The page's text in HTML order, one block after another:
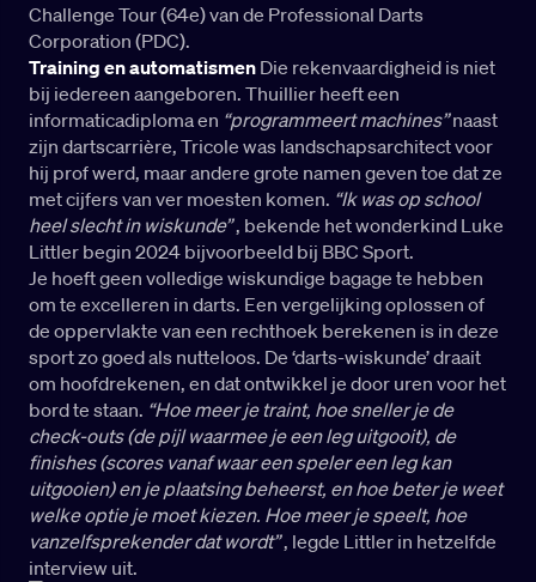
Challenge Tour (64e) van de Professional Darts
Corporation (PDC).
Training en automatismen Die rekenvaardigheid is niet
bij iedereen aangeboren. Thuillier heeft een
informaticadiploma en “programmeert machines”naast
zijn dartscarrière, Tricole was landschapsarchitect voor
hij prof werd, maar andere grote namen geven toe dat ze
met cijfers van ver moesten komen. “Ik was op school
heel slecht in wiskunde”, bekende het wonderkind Luke
Littler begin 2024 bijvoorbeeld bij BBC Sport.
Je hoeft geen volledige wiskundige bagage te hebben
om te excelleren in darts. Een vergelijking oplossen of
de oppervlakte van een rechthoek berekenen is in deze
sport zo goed als nutteloos. De ‘darts-wiskunde’ draait
om hoofdrekenen, en dat ontwikkel je door uren voor het
bord te staan. “Hoe meer je traint, hoe sneller je de
check-outs (de pijl waarmee je een leg uitgooit), de
finishes (scores vanaf waar een speler een leg kan
uitgooien) en je plaatsing beheerst, en hoe beter je weet
welke optie je moet kiezen. Hoe meer je speelt, hoe
vanzelfsprekender dat wordt”, legde Littler in hetzelfde
interview uit.